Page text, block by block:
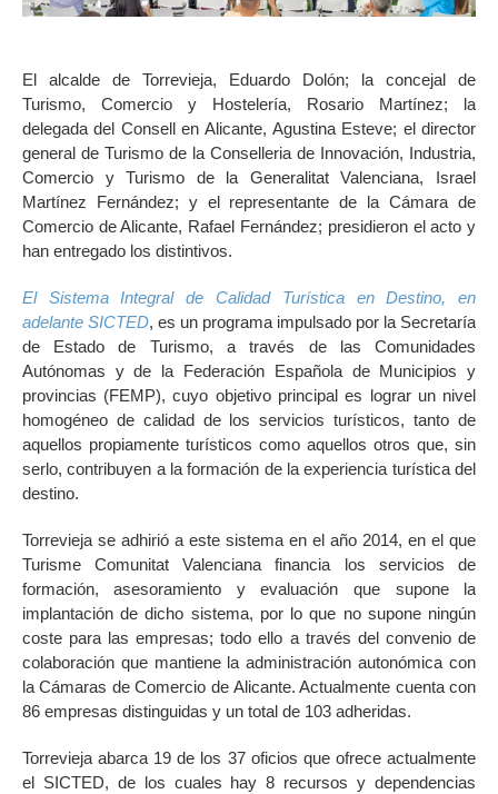
El alcalde de Torrevieja, Eduardo Dolón; la concejal de
Turismo, Comercio y Hostelería, Rosario Martínez; la
delegada del Consell en Alicante, Agustina Esteve; el director
general de Turismo de la Conselleria de Innovación, Industria,
Comercio y Turismo de la Generalitat Valenciana, Israel
Martínez Fernández; y el representante de la Cámara de
Comercio de Alicante, Rafael Fernández; presidieron el acto y
han entregado los distintivos.
El Sistema Integral de Calidad Turística en Destino, en
adelante SICTED, es un programa impulsado por la Secretaría
de Estado de Turismo, a través de las Comunidades
Autónomas y de la Federación Española de Municipios y
provincias (FEMP), cuyo objetivo principal es lograr un nivel
homogéneo de calidad de los servicios turísticos, tanto de
aquellos propiamente turísticos como aquellos otros que, sin
serlo, contribuyen a la formación de la experiencia turística del
destino.
Torrevieja se adhirió a este sistema en el año 2014, en el que
Turisme Comunitat Valenciana financia los servicios de
formación, asesoramiento y evaluación que supone la
implantación de dicho sistema, por lo que no supone ningún
coste para las empresas; todo ello a través del convenio de
colaboración que mantiene la administración autonómica con
la Cámaras de Comercio de Alicante. Actualmente cuenta con
86 empresas distinguidas y un total de 103 adheridas.
Torrevieja abarca 19 de los 37 oficios que ofrece actualmente
el SICTED, de los cuales hay 8 recursos y dependencias